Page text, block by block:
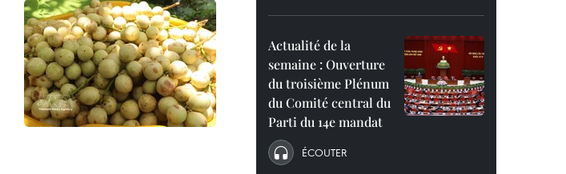
Actualité de la
semaine : Ouverture
du troisième Plénum
du Comité central du
Parti du 14e mandat
ÉCOUTER